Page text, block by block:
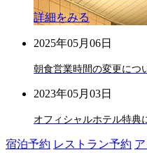
詳細をみる
2025年05月06日
朝食営業時間の変更につ
2023年05月03日
オフィシャルホテル特典
宿泊予約 レストラン予約